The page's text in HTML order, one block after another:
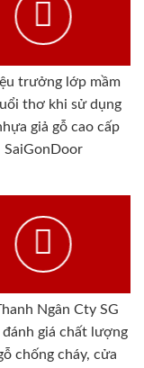
trưởng lớp mầm
thơ khi sử dụng
giả gỗ cao cấp
SaiGonDoor
Ngân Cty SG
giá chất lượng
chống cháy, cửa